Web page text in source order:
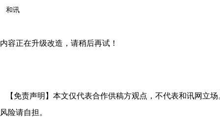
和讯
内容正在升级改造，请稍后再试！
【免责声明】本文仅代表合作供稿方观点，不代表和讯网立
风险请自担。